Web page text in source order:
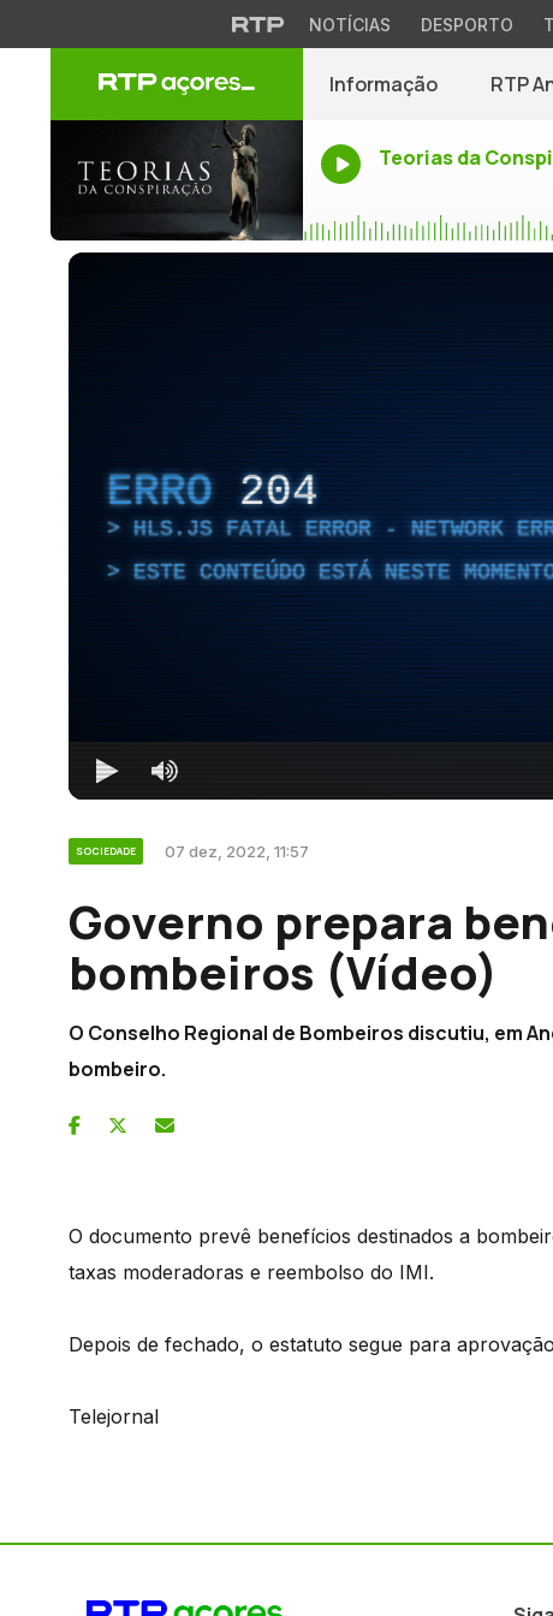
NOTÍCIAS DESPORTO
Informação RTP
Teorias da
ERRO 204
HLS.JS FATAL ERROR - NETWORK
ESTE CONTEÚDO ESTÁ NESTE
SOCIEDADE 07 dez, 2022, 11:57
Governo prepara
bombeiros (Vídeo)
O Conselho Regional de Bombeiros discutiu, em
bombeiro.
O documento prevê benefícios destinados a
taxas moderadoras e reembolso do IMI.
Depois de fechado, o estatuto segue para
Telejornal